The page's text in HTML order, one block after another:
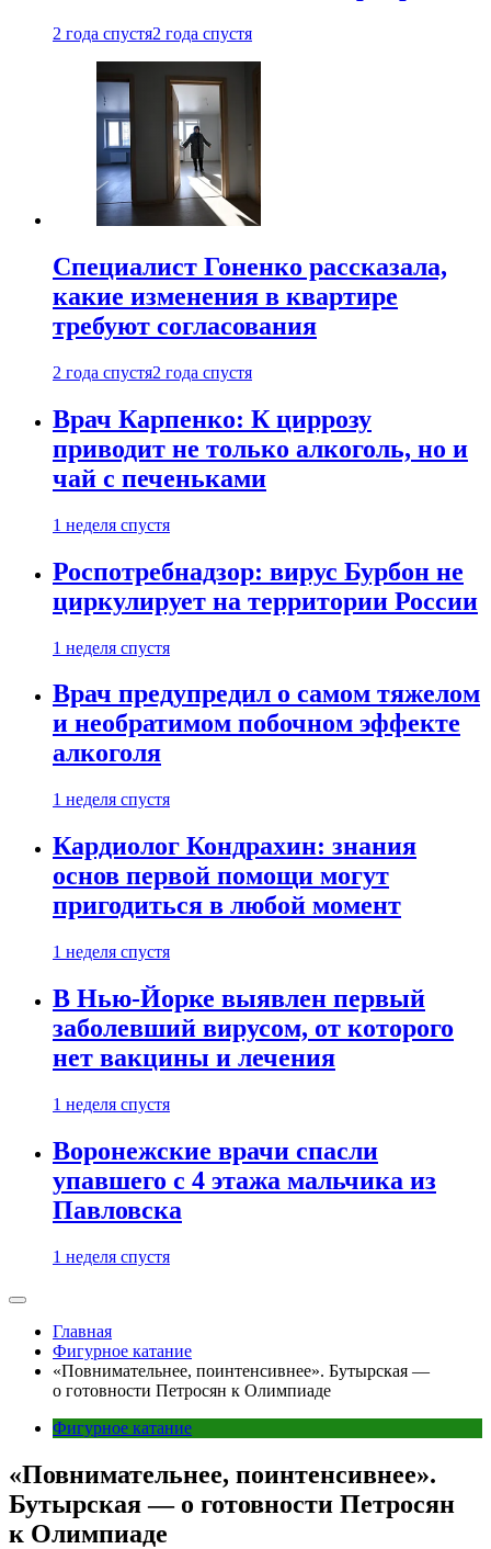
2 года спустя2 года спустя
Специалист Гоненко рассказала,
какие изменения в квартире
требуют согласования
2 года спустя2 года спустя
Врач Карпенко: К циррозу
приводит не только алкоголь, но и
чай с печеньками
1 неделя спустя
Роспотребнадзор: вирус Бурбон не
циркулирует на территории России
1 неделя спустя
Врач предупредил о самом тяжелом
и необратимом побочном эффекте
алкоголя
1 неделя спустя
Кардиолог Кондрахин: знания
основ первой помощи могут
пригодиться в любой момент
1 неделя спустя
В Нью-Йорке выявлен первый
заболевший вирусом, от которого
нет вакцины и лечения
1 неделя спустя
Воронежские врачи спасли
упавшего с 4 этажа мальчика из
Павловска
1 неделя спустя
Главная
Фигурное катание
«Повнимательнее, поинтенсивнее». Бутырская —
о готовности Петросян к Олимпиаде
Фигурное катание
«Повнимательнее, поинтенсивнее».
Бутырская — о готовности Петросян
к Олимпиаде